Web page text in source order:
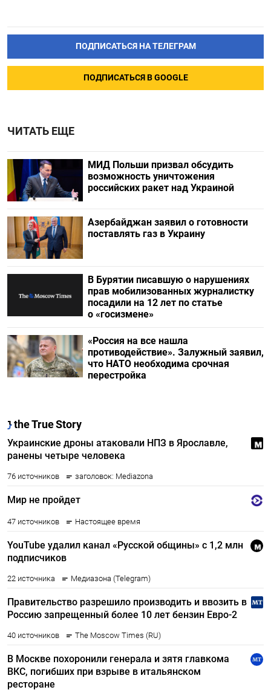
ПОДПИСАТЬСЯ НА ТЕЛЕГРАМ
ПОДПИСАТЬСЯ В GOOGLE
ЧИТАТЬ ЕЩЕ
МИД Польши призвал обсудить
возможность уничтожения
российских ракет над Украиной
Азербайджан заявил о готовности
поставлять газ в Украину
В Бурятии писавшую о нарушениях
прав мобилизованных журналистку
посадили на 12 лет по статье
о «госизмене»
«Россия на все нашла
противодействие». Залужный заявил,
что НАТО необходима срочная
перестройка